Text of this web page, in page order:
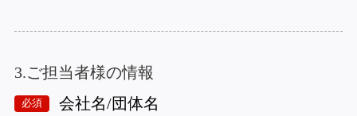
3.ご担当者様の情報
必須 会社名/団体名